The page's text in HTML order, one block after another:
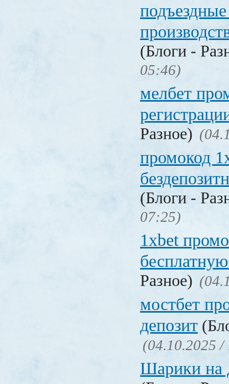
(Блоги -
05:46)
мелбет
Разное)
промокод
(Блоги -
07:25)
1xbet
Разное)
мостбет
депозит
(04.10.2025 /
Шарики на